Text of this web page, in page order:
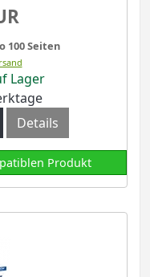
100 Seiten
Lager
Details
Produkt